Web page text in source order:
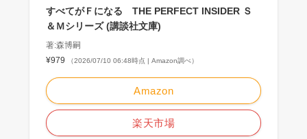
すべてがＦになる THE PERFECT INSIDER Ｓ
＆Ｍシリーズ (講談社文庫)
著:森博嗣
¥979
（2026/07/10 06:48時点 | Amazon調べ）
Amazon
楽天市場